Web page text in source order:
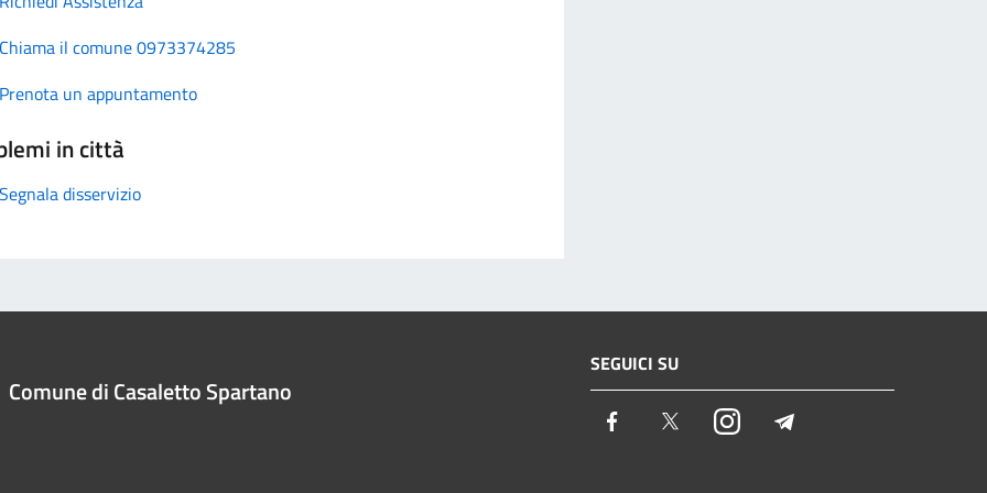
Chiama il comune 0973374285
Prenota un appuntamento
in città
Segnala disservizio
Comune di Casaletto Spartano
SEGUICI SU
Facebook TwitterInstagram